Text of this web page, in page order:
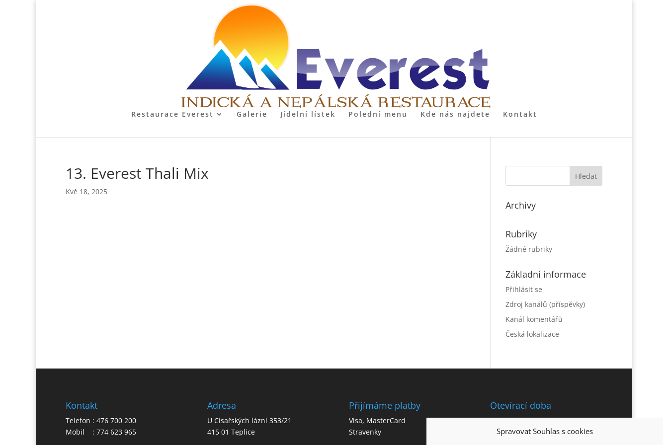
Spravovat Souhlas s cookies
Restaurace Everest Galerie Jídelní lístek Polední menu Kde nás najdete Kontakt
13. Everest Thali Mix
Kvě 18, 2025
Archivy
Rubriky
Žádné rubriky
Základní informace
Přihlásit se
Zdroj kanálů (příspěvky)
Kanál komentářů
Česká lokalizace
Kontakt
Telefon : 476 700 200
Mobil : 774 623 965
Adresa
U Císařských lázní 353/21
415 01 Teplice
Přijímáme platby
Visa, MasterCard
Stravenky
Otevírací doba
Po – So 11:00 – 21:30 hod.
Neděle – 12:00 – 21:00 hod.